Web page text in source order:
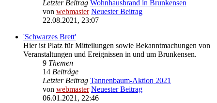
Letzter Beitrag Wohnhausbrand in Brunkensen
von webmaster Neuester Beitrag
22.08.2021, 23:07
'Schwarzes Brett'
Hier ist Platz für Mitteilungen sowie Bekanntmachungen von
Veranstaltungen und Ereignissen in und um Brunkensen.
9 Themen
14 Beiträge
Letzter Beitrag Tannenbaum-Aktion 2021
von webmaster Neuester Beitrag
06.01.2021, 22:46